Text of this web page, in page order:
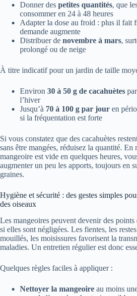
Donner des petites quantités, que
consommer en 24 à 48 heures
Adapter la dose au froid : plus il fait
demande augmente
Distribuer de novembre à mars,
prolongé ou de neige
À titre indicatif pour un jardin de taille
Environ 30 à 50 g de cacahuètes
l’hiver
Jusqu’à 70 à 100 g par jour en
si la fréquentation est forte
Si vous constatez que des cacahuètes
sans être mangées, réduisez la quantité. En
mangeoire est vide en quelques heures,
augmenter un peu les apports, toujours en
graines.
Hygiène et sécurité : des gestes simples
des oiseaux
Les mangeoires peuvent devenir des
si elles sont négligées. Les fientes, les
mouillés, les moisissures favorisent la
maladies. Un entretien régulier est donc
Quelques règles faciles à appliquer :
Nettoyer la mangeoire au moins